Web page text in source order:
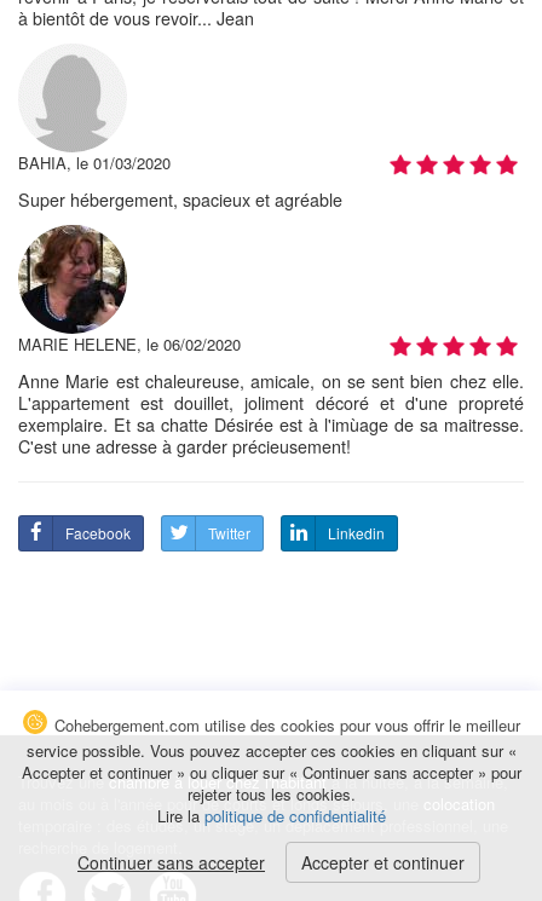
à bientôt de vous revoir... Jean
BAHIA, le 01/03/2020
Super hébergement, spacieux et agréable
MARIE HELENE, le 06/02/2020
Anne Marie est chaleureuse, amicale, on se sent bien chez elle.
L'appartement est douillet, joliment décoré et d'une propreté
exemplaire. Et sa chatte Désirée est à l'imùage de sa maitresse.
C'est une adresse à garder précieusement!
Facebook Twitter Linkedin
Trouvez unechambre à louer chez l'habitantà la nuitée, à la semaine,
au mois ou à l'année pour de courts et longs séjours, une
temporaire : des études, un stage, un déplacement professionnel, une
Cohebergement.com utilise des cookies pour vous offrir le meilleur
service possible. Vous pouvez accepter ces cookies en cliquant sur «
Accepter et continuer » ou cliquer sur « Continuer sans accepter » pour
rejeter tous les cookies.
Lire la politique de confidentialité
Continuer sans accepter Accepter et continuer